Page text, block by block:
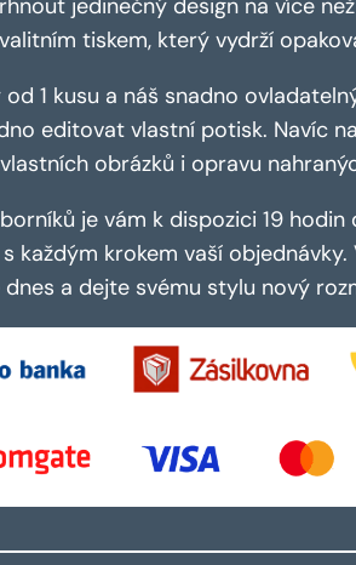
tiskem, který vydrží
od 1 kusu a náš snadno
editovat vlastní potisk. Navíc
obrázků i opravu
je vám k dispozici 19 hodin
každým krokem vaší
a dejte svému stylu nový